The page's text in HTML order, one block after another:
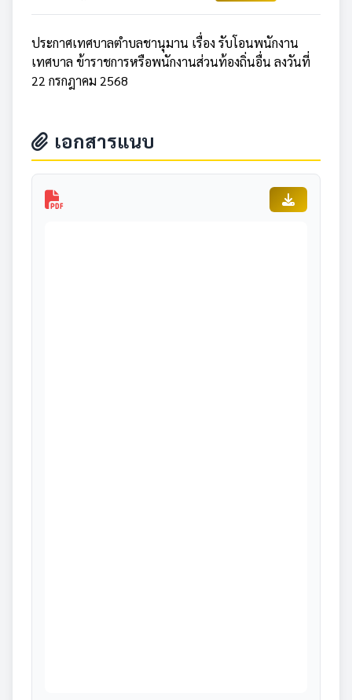
ประกาศเทศบาลตำบลชานุมาน เรื่อง รับโอนพนักงาน
เทศบาล ข้าราชการหรือพนักงานส่วนท้องถิ่นอื่น ลงวันที่
22 กรกฎาคม 2568
เอกสารแนบ